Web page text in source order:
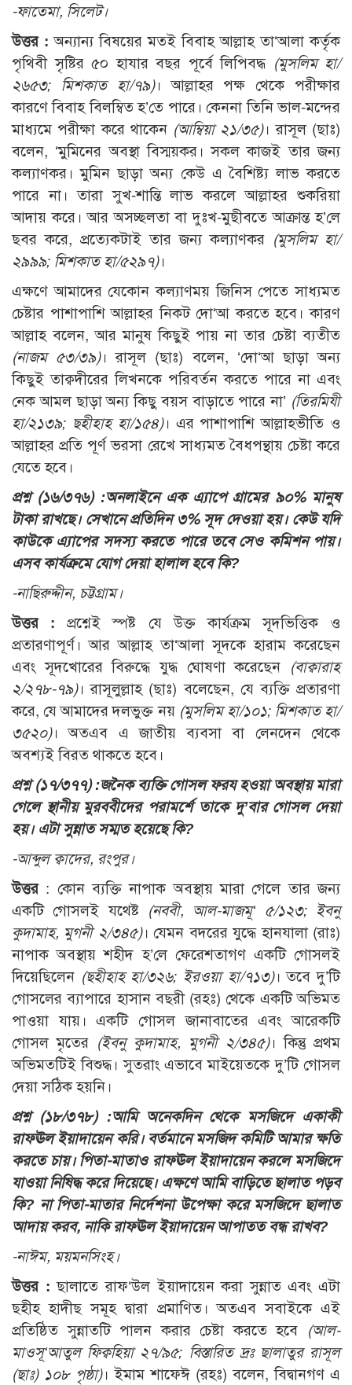
-ফাতেমা, সিলেট।
উত্তর :অন্যান্য বিষয়ের মতই বিবাহ আল্লাহ তা‘আলা কর্তৃক
পৃথিবী সৃষ্টির ৫০ হাযার বছর পূর্বে লিপিবদ্ধ (মুসলিম হা/
২৬৫৩; মিশকাত হা/৭৯)। আল্লাহর পক্ষ থেকে পরীক্ষার
কারণে বিবাহ বিলম্বিত হ’তে পারে। কেননা তিনি ভাল-মন্দের
মাধ্যমে পরীক্ষা করে থাকেন (আম্বিয়া ২১/৩৫)। রাসূল (ছাঃ)
বলেন, ‘মুমিনের অবস্থা বিস্ময়কর। সকল কাজই তার জন্য
কল্যাণকর। মুমিন ছাড়া অন্য কেউ এ বৈশিষ্ট্য লাভ করতে
পারে না। তারা সুখ-শান্তি লাভ করলে আল্লাহর শুকরিয়া
আদায় করে। আর অসচ্ছলতা বা দুঃখ-মুছীবতে আক্রান্ত হ’লে
ছবর করে, প্রত্যেকটাই তার জন্য কল্যাণকর (মুসলিম হা/
২৯৯৯; মিশকাত হা/৫২৯৭)।
এক্ষণে আমাদের যেকোন কল্যাণময় জিনিস পেতে সাধ্যমত
চেষ্টার পাশাপাশি আল্লাহর নিকট দো‘আ করতে হবে। কারণ
আল্লাহ বলেন, আর মানুষ কিছুই পায় না তার চেষ্টা ব্যতীত
(নাজম ৫৩/৩৯)। রাসূল (ছাঃ) বলেন, ‘দো‘আ ছাড়া অন্য
কিছুই তাক্বদীরের লিখনকে পরিবর্তন করতে পারে না এবং
নেক আমল ছাড়া অন্য কিছু বয়স বাড়াতে পারে না’ (তিরমিযী
হা/২১৩৯; ছহীহাহ হা/১৫৪)। এর পাশাপাশি আল্লাহভীতি ও
আল্লাহর প্রতি পূর্ণ ভরসা রেখে সাধ্যমত বৈধপন্থায় চেষ্টা করে
যেতে হবে।
প্রশ্ন (১৬/৩৭৬) :অনলাইনে এক এ্যাপে গ্রামের ৯০% মানুষ
টাকা রাখছে। সেখানে প্রতিদিন ৩% সূদ দেওয়া হয়। কেউ যদি
কাউকে এ্যাপের সদস্য করতে পারে তবে সেও কমিশন পায়।
এসব কার্যক্রমে যোগ দেয়া হালাল হবে কি?
-নাছিরুদ্দীন, চট্টগ্রাম।
উত্তর :প্রশ্নেই স্পষ্ট যে উক্ত কার্যক্রম সূদভিত্তিক ও
প্রতারণাপূর্ণ। আর আল্লাহ তা‘আলা সূদকে হারাম করেছেন
এবং সূদখোরের বিরুদ্ধে যুদ্ধ ঘোষণা করেছেন (বাক্বারাহ
২/২৭৮-৭৯)। রাসূলুল্লাহ (ছাঃ) বলেছেন, যে ব্যক্তি প্রতারণা
করে, যে আমাদের দলভুক্ত নয় (মুসলিম হা/১০১; মিশকাত হা/
৩৫২০)। অতএব এ জাতীয় ব্যবসা বা লেনদেন থেকে
অবশ্যই বিরত থাকতে হবে।
প্রশ্ন (১৭/৩৭৭) :জনৈক ব্যক্তি গোসল ফরয হওয়া অবস্থায় মারা
গেলে স্থানীয় মুরববীদের পরামর্শে তাকে দু’বার গোসল দেয়া
হয়। এটা সুন্নাত সম্মত হয়েছে কি?
-আব্দুল ক্বাদের, রংপুর।
উত্তর : কোন ব্যক্তি নাপাক অবস্থায় মারা গেলে তার জন্য
একটি গোসলই যথেষ্ট (নববী, আল-মাজমূ‘ ৫/১২৩; ইবনু
কুদামাহ, মুগনী ২/৩৪৫)। যেমন বদরের যুদ্ধে হানযালা (রাঃ)
নাপাক অবস্থায় শহীদ হ’লে ফেরেশতাগণ একটি গোসলই
দিয়েছিলেন (ছহীহাহ হা/৩২৬; ইরওয়া হা/৭১৩)। তবে দু’টি
গোসলের ব্যাপারে হাসান বছরী (রহঃ) থেকে একটি অভিমত
পাওয়া যায়। একটি গোসল জানাবাতের এবং আরেকটি
গোসল মৃতের (ইবনু কুদামাহ, মুগনী ২/৩৪৫)। কিন্তু প্রথম
অভিমতটিই বিশুদ্ধ। সুতরাং এভাবে মাইয়েতকে দু’টি গোসল
দেয়া সঠিক হয়নি।
প্রশ্ন (১৮/৩৭৮) :আমি অনেকদিন থেকে মসজিদে একাকী
রাফঊল ইয়াদায়েন করি। বর্তমানে মসজিদ কমিটি আমার ক্ষতি
করতে চায়। পিতা-মাতাও রাফঊল ইয়াদায়েন করলে মসজিদে
যাওয়া নিষিদ্ধ করে দিয়েছে। এক্ষণে আমি বাড়িতে ছালাত পড়ব
কি? না পিতা-মাতার নির্দেশনা উপেক্ষা করে মসজিদে ছালাত
আদায় করব, নাকি রাফঊল ইয়াদায়েন আপাতত বন্ধ রাখব?
-নাঈম, ময়মনসিংহ।
উত্তর : ছালাতে রাফ‘উল ইয়াদায়েন করা সুন্নাত এবং এটা
ছহীহ হাদীছ সমূহ দ্বারা প্রমাণিত। অতএব সবাইকে এই
প্রতিষ্ঠিত সুন্নাতটি পালন করার চেষ্টা করতে হবে (আল-
মাওসূ‘আতুল ফিক্বহিয়া ২৭/৯৫; বিস্তারিত দ্রঃ ছালাতুর রাসূল
(ছাঃ) ১০৮ পৃষ্ঠা)। ইমাম শাফেঈ (রহঃ) বলেন, বিদ্বানগণ এ